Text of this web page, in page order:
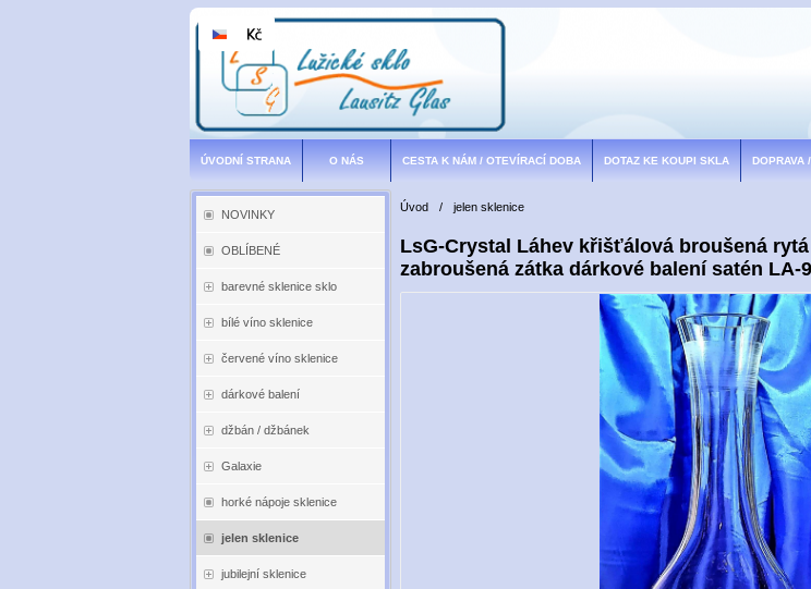
ÚVODNÍ STRANA O NÁS CESTA K NÁM / OTEVÍRACÍ DOBA DOTAZ KE KOUPI SKLA DOPRAVA
NOVINKY
OBLÍBENÉ
barevné sklenice sklo
bílé víno sklenice
červené víno sklenice
dárkové balení
džbán / džbánek
Galaxie
horké nápoje sklenice
jelen sklenice
jubilejní sklenice
Úvod / jelen sklenice
LsG-Crystal Láhev křišťálová broušená
zabroušená zátka dárkové balení satén LA-